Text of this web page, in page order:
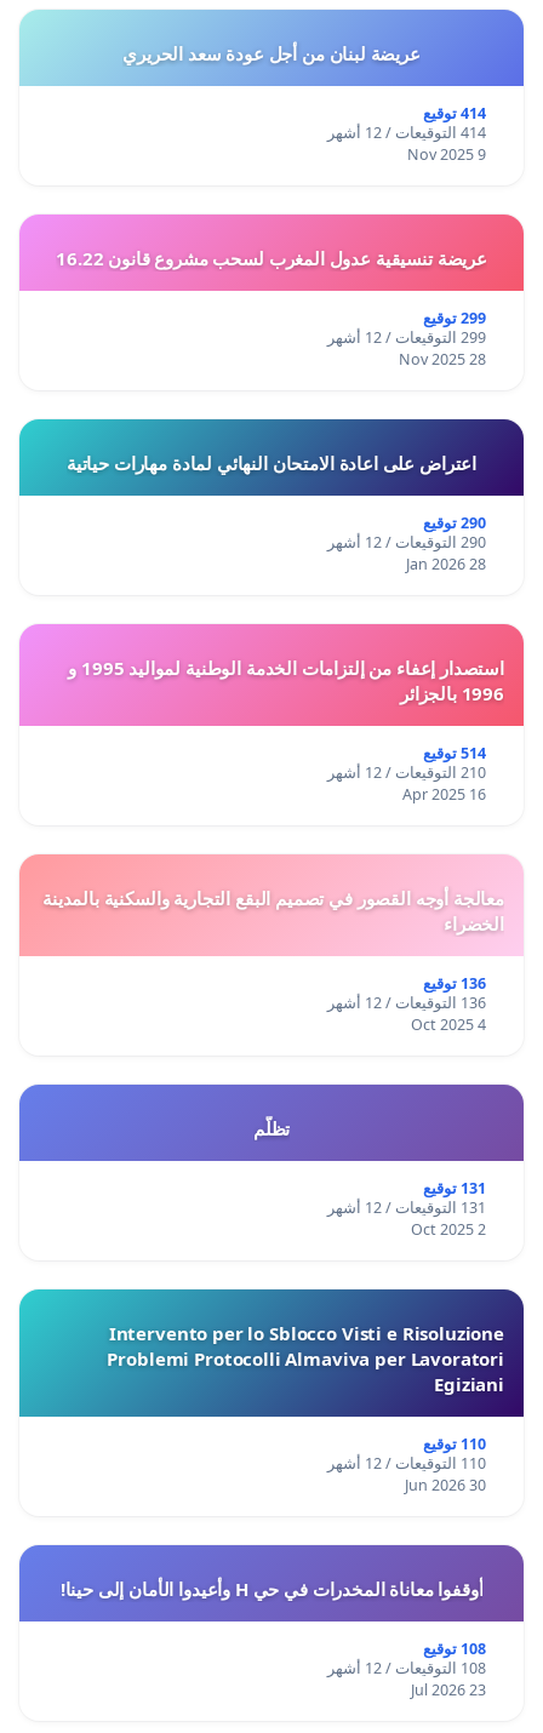
الفائقة ،تفضلوا منا، أيها السادة ، بقبول أسمى
عبارات التقدير و الاحترام
عريضة لبنان من أجل عودة سعد الحريري
414 توقيع
414 التوقيعات / 12 أشهر
9 Nov 2025
عريضة تنسيقية عدول المغرب لسحب مشروع قانون 16.22
299 توقيع
299 التوقيعات / 12 أشهر
28 Nov 2025
اعتراض على اعادة الامتحان النهائي لمادة مهارات حياتية
290 توقيع
290 التوقيعات / 12 أشهر
28 Jan 2026
استصدار إعفاء من إلتزامات الخدمة الوطنية لمواليد 1995 و
1996 بالجزائر
514 توقيع
210 التوقيعات / 12 أشهر
16 Apr 2025
معالجة أوجه القصور في تصميم البقع التجارية والسكنية بالمدينة
الخضراء
136 توقيع
136 التوقيعات / 12 أشهر
4 Oct 2025
تظلّم
131 توقيع
131 التوقيعات / 12 أشهر
2 Oct 2025
Intervento per lo Sblocco Visti e Risoluzione
Problemi Protocolli Almaviva per Lavoratori
Egiziani
110 توقيع
110 التوقيعات / 12 أشهر
30 Jun 2026
أوقفوا معاناة المخدرات في حي H وأعيدوا الأمان إلى حينا!
108 توقيع
108 التوقيعات / 12 أشهر
23 Jul 2026